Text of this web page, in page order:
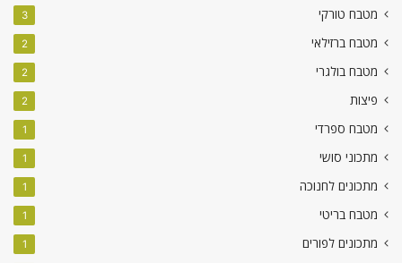
מטבח טורקי 3
מטבח ברזילאי 2
מטבח בולגרי 2
פיצות 2
מטבח ספרדי 1
מתכוני סושי 1
מתכונים לחנוכה 1
מטבח בריטי 1
מתכונים לפורים 1